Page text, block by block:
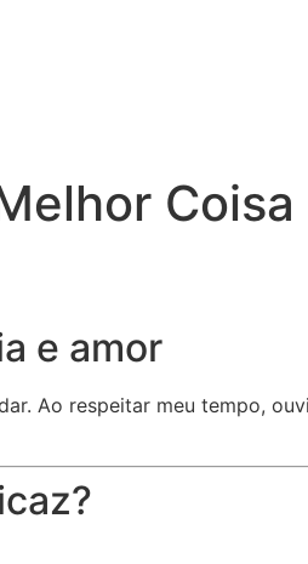
Coisa
e amor
Ao respeitar meu tempo,